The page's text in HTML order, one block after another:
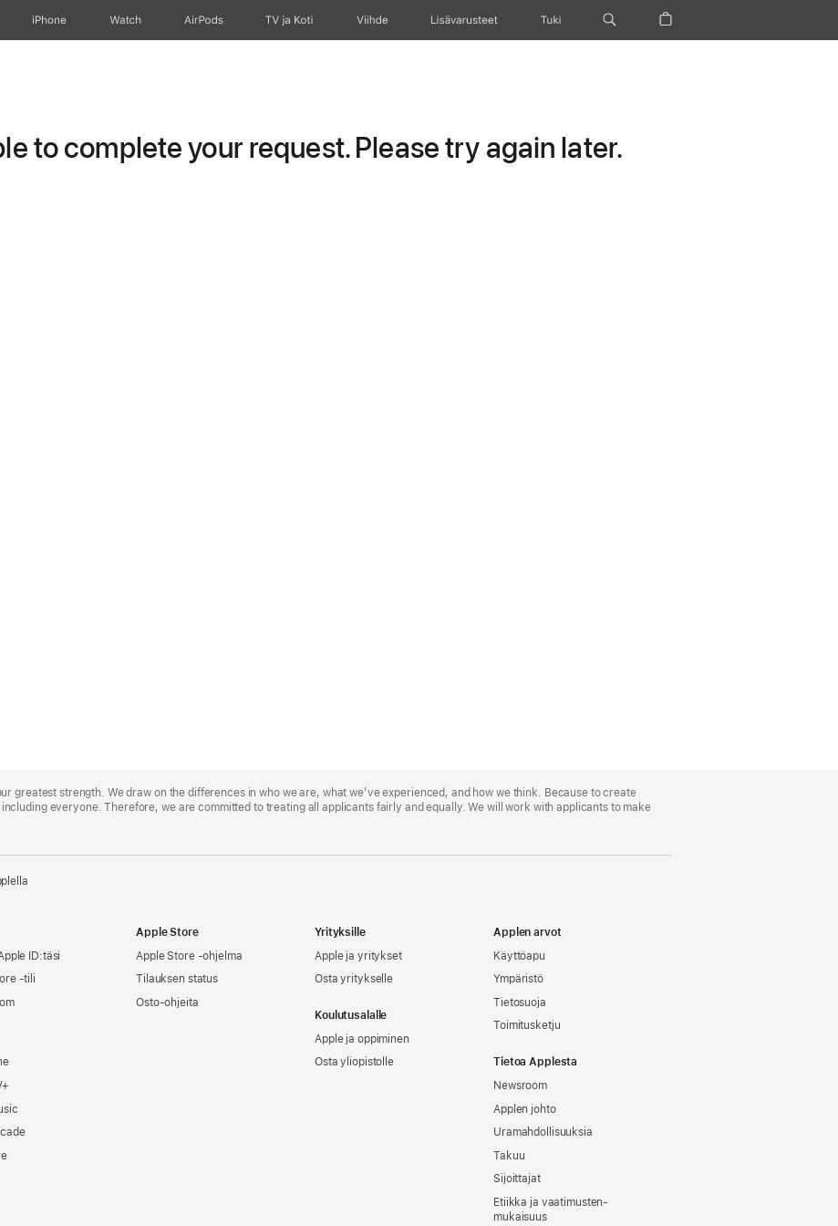
iPhone Watch AirPods TV ja Koti Viihde Lisävarusteet Tuki
to complete your request. Please try again later.
greatest strength. We draw on the differences in who we are, what we’ve experienced, and how we think. Because to create
everyone. Therefore, we are committed to treating all applicants fairly and equally. We will work with applicants to make
ID:täsi
-tili
Apple Store
Apple Store -ohjelma
Tilauksen status
Osto-ohjeita
Yrityksille
Apple ja yritykset
Osta yritykselle
Koulutusalalle
Apple ja oppiminen
Osta yliopistolle
Applen arvot
Käyttöapu
Ympäristö
Tietosuoja
Toimitusketju
Tietoa Applesta
Newsroom
Applen johto
Uramahdollisuuksia
Takuu
Sijoittajat
Etiikka ja vaatimusten­
mukaisuus